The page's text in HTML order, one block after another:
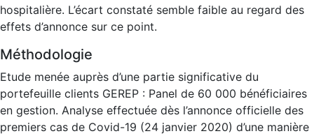
hospitalière. L’écart constaté semble faible au regard des
effets d’annonce sur ce point.
Méthodologie
Etude menée auprès d’une partie significative du
portefeuille clients GEREP : Panel de 60 000 bénéficiaires
en gestion. Analyse effectuée dès l’annonce officielle des
premiers cas de Covid-19 (24 janvier 2020) d’une manière